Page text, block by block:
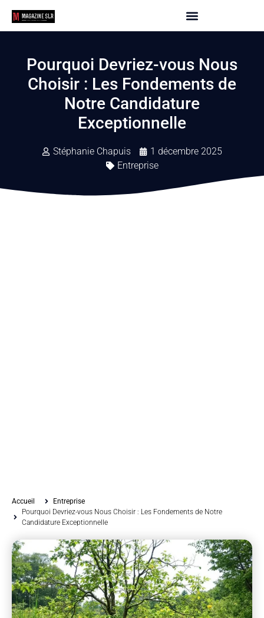
Pourquoi Devriez-vous Nous
Choisir : Les Fondements de
Notre Candidature
Exceptionnelle
Stéphanie Chapuis
1 décembre 2025
Entreprise
Accueil
Entreprise
Pourquoi Devriez-vous Nous Choisir : Les Fondements de Notre
Candidature Exceptionnelle